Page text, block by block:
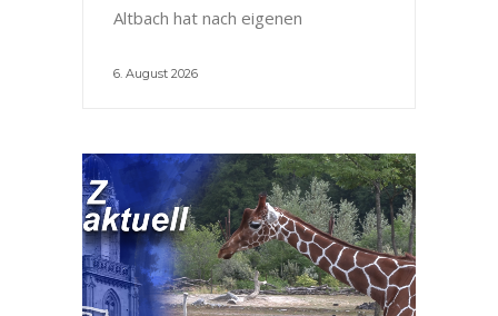
Altbach hat nach eigenen
6. August 2026